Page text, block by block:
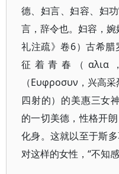
德、妇言、妇容、妇
言，辞令也。妇容，
礼注疏》卷6）古希
征着青春（αλια
（Ευφροσυν，兴高
四射的）的美惠三女
的一切美德，性格开
化身。这就以至于斯
对这样的女性，“不知